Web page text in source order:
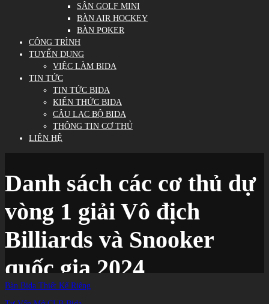
SÂN GOLF MINI
BÀN AIR HOCKEY
BÀN POKER
CÔNG TRÌNH
TUYỂN DỤNG
VIỆC LÀM BIDA
TIN TỨC
TIN TỨC BIDA
KIẾN THỨC BIDA
CÂU LẠC BỘ BIDA
THÔNG TIN CƠ THỦ
LIÊN HỆ
Danh sách các cơ thủ dự
vòng 1 giải Vô địch
Billiards và Snooker
quốc gia 2024
Bàn Bida Thiết Kế Riêng